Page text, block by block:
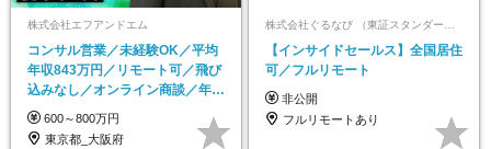
株式会社エフアンドエム
コンサル営業／未経験OK／平均
年収843万円／リモート可／飛び
込みなし／オンライン商談／年休
124日
600～800万円
東京都_大阪府
【インサイドセールス】全国居住
可／フルリモート
非公開
フルリモートあり